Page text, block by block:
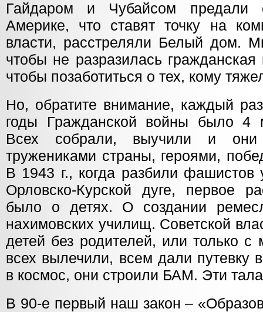
Гайдаром и Чубайсом предали
Америке, что ставят точку на
власти, расстреляли Белый дом.
чтобы не разразилась
чтобы позаботиться о тех, кому
Но, обратите внимание, каждый
годы Гражданской войны было 4
Всех собрали, выучили и они
тружениками страны, героями,
В 1943 г., когда разбили
Орловско-Курской дуге, первое
было о детях. О создании
нахимовских училищ. Советской
детей без родителей, или только
всех вылечили, всем дали путевку
в космос, они строили БАМ. Эти
В 90-е первый наш закон –